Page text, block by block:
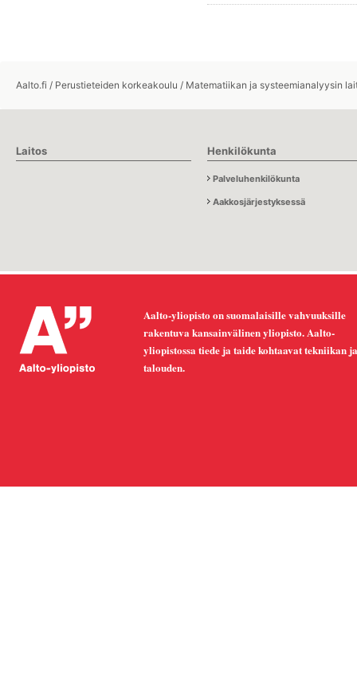
Aalto.fi / Perustieteiden korkeakoulu / Matematiikan ja systeemianalyysin
Laitos Henkilökunta
Palveluhenkilökunta
Aakkosjärjestyksessä
Aalto-yliopisto on suomalaisille vahvuuksille
rakentuva kansainvälinen yliopisto. Aalto-
yliopistossa tiede ja taide kohtaavat tekniikan ja
talouden.